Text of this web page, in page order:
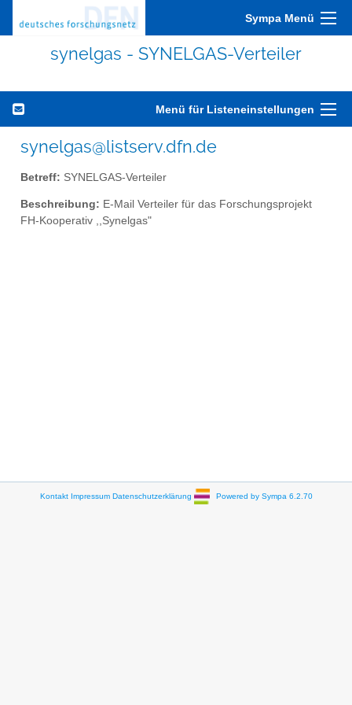
Sympa Menü
synelgas - SYNELGAS-Verteiler
Menü für Listeneinstellungen
synelgas@listserv.dfn.de
Betreff: SYNELGAS-Verteiler
Beschreibung: E-Mail Verteiler für das Forschungsprojekt
FH-Kooperativ ,,Synelgas"
Kontakt Impressum Datenschutzerklärung Powered by Sympa 6.2.70